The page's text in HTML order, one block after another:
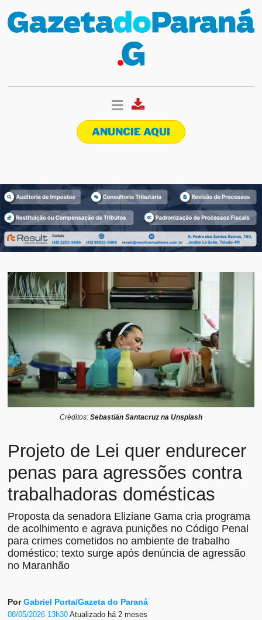
ANUNCIE AQUI
Créditos: Sebastián Santacruz na Unsplash
Projeto de Lei quer endurecer
penas para agressões contra
trabalhadoras domésticas
Proposta da senadora Eliziane Gama cria programa
de acolhimento e agrava punições no Código Penal
para crimes cometidos no ambiente de trabalho
doméstico; texto surge após denúncia de agressão
no Maranhão
PorGabriel Porta/Gazeta do Paraná
08/05/2026 13h30Atualizado há 2 meses